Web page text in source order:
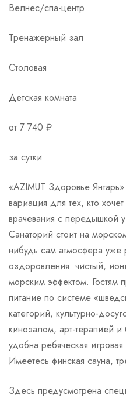
Велнес/спа-центр
Тренажерный зал
Столовая
Детская комната
от 7 740 ₽
за сутки
«AZIMUT Здоровье
вариация для тех, кто
врачевания с передышкой
Санаторий стоит на
нибудь сам атмосфера уже
оздоровления: чистый,
морским эффектом. Гостям
питание по системе
категорий, культурно-
кинозалом, арт-терапией
удобна ребяческая
Имеетесь финская сауна,
Здесь предусмотрена